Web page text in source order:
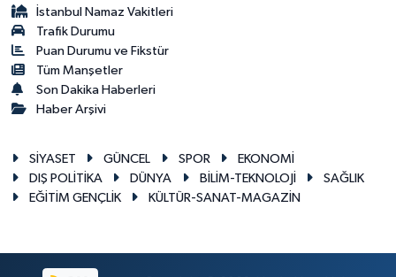
İstanbul Namaz Vakitleri
Trafik Durumu
Puan Durumu ve Fikstür
Tüm Manşetler
Son Dakika Haberleri
Haber Arşivi
SİYASET GÜNCEL SPOR
EKONOMİ
DIŞ POLİTİKA
DÜNYA BİLİM-TEKNOLOJİ
SAĞLIK
EĞİTİM GENÇLİK
KÜLTÜR-SANAT-MAGAZİN